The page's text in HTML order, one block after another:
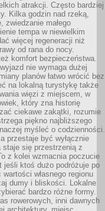
atrakcji. Często bardziej
Kilka godzin nad rzeką,
zwiedzanie małego
tempa w niewielkim
więcej regeneracji niż
od rana do nocy.
komfort bezpieczeństwa.
nie wymaga dużej
planów łatwo wrócić bez
na lokalną turystykę także
więzi z miejscem, w
który zna historię
ciekawe zakątki, rozumie
piękno najbliższego
myśleć o codzienności.
przestaje być wyłącznie
staje się przestrzenią z
z kolei wzmacnia poczucie
jeśli ktoś dużo podróżuje po
własnego regionu
dumy i bliskości. Lokalne
bardzo różne formy.
rowerowych, inni dawnych